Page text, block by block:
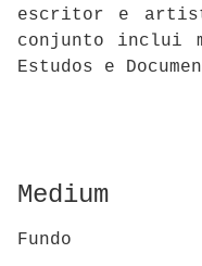
escritor e
conjunto inclui
Estudos e
Medium
Fundo